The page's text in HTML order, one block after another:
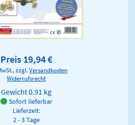
Preis 19,94 €
zzgl.Versandkosten
Widerrufsrecht
Gewicht0.91 kg
Sofort lieferbar
Lieferzeit:
2 - 3 Tage